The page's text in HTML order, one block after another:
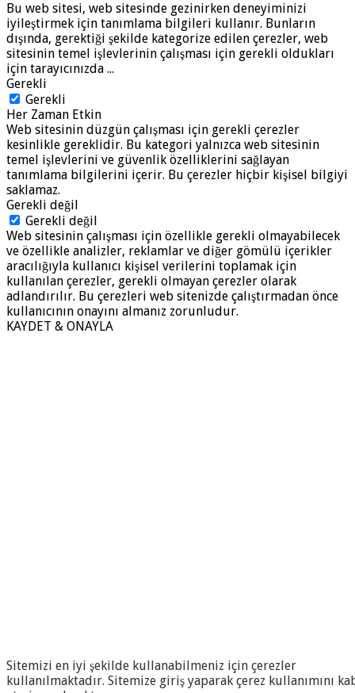
Sitemizi en iyi şekilde kullanabilmeniz için çerezler
kullanılmaktadır. Sitemize giriş yaparak çerez kullanımını
Bu web sitesi, web sitesinde gezinirken deneyiminizi
iyileştirmek için tanımlama bilgileri kullanır. Bunların
dışında, gerektiği şekilde kategorize edilen çerezler, web
sitesinin temel işlevlerinin çalışması için gerekli oldukları
için tarayıcınızda ...
Gerekli
Gerekli
Her Zaman Etkin
Web sitesinin düzgün çalışması için gerekli çerezler
kesinlikle gereklidir. Bu kategori yalnızca web sitesinin
temel işlevlerini ve güvenlik özelliklerini sağlayan
tanımlama bilgilerini içerir. Bu çerezler hiçbir kişisel bilgiyi
saklamaz.
Gerekli değil
Gerekli değil
Web sitesinin çalışması için özellikle gerekli olmayabilecek
ve özellikle analizler, reklamlar ve diğer gömülü içerikler
aracılığıyla kullanıcı kişisel verilerini toplamak için
kullanılan çerezler, gerekli olmayan çerezler olarak
adlandırılır. Bu çerezleri web sitenizde çalıştırmadan önce
kullanıcının onayını almanız zorunludur.
KAYDET & ONAYLA